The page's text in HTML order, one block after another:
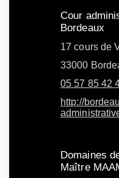
Cour
Bordeaux
17 cours de
33000
05 57 85 42
http://
Domaines
Maître